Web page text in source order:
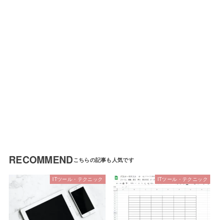
RECOMMEND
ITツール・テクニック ITツール・テクニック